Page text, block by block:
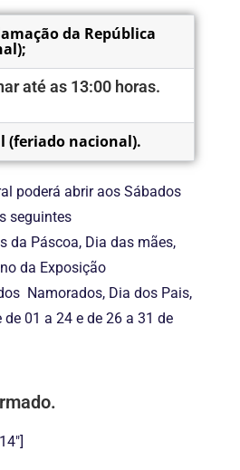
da República
até as 13:00 horas.
(feriado nacional).
poderá abrir aos Sábados
seguintes
da Páscoa, Dia das mães,
da Exposição
Namorados, Dia dos Pais,
de 01 a 24 e de 26 a 31 de